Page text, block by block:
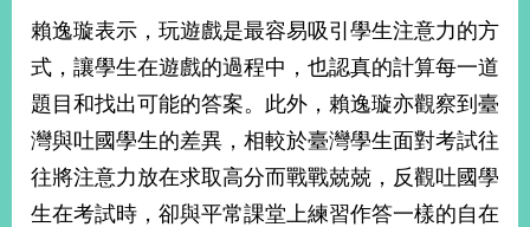
賴逸璇表示，玩遊戲是最容易吸引學生注意力的方
式，讓學生在遊戲的過程中，也認真的計算每一道
題目和找出可能的答案。此外，賴逸璇亦觀察到臺
灣與吐國學生的差異，相較於臺灣學生面對考試往
往將注意力放在求取高分而戰戰兢兢，反觀吐國學
生在考試時，卻與平常課堂上練習作答一樣的自在